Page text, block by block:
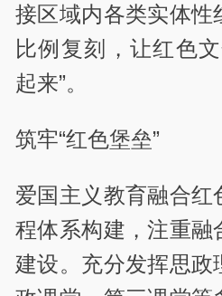
接区域内各类实体性
比例复刻，让红色
起来”。
筑牢“红色堡垒”
爱国主义教育融合红
程体系构建，注重融
建设。充分发挥思政